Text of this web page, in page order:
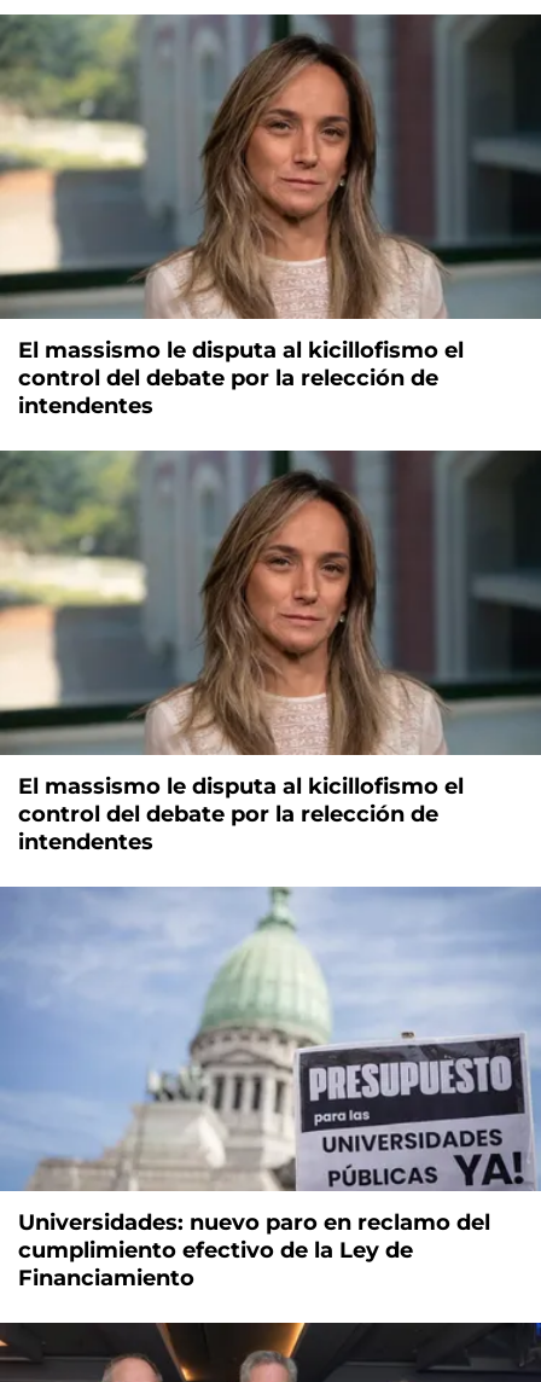
El massismo le disputa al kicillofismo el
control del debate por la relección de
intendentes
El massismo le disputa al kicillofismo el
control del debate por la relección de
intendentes
Universidades: nuevo paro en reclamo del
cumplimiento efectivo de la Ley de
Financiamiento